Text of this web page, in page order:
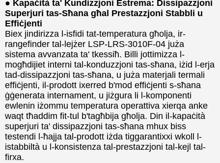
● Kapaċità ta' Kundizzjoni Estrema: Dissipazzjoni
Superjuri tas-Sħana għal Prestazzjoni Stabbli u
Effiċjenti
Biex jindirizza l-isfidi tat-temperatura għolja, ir-
rangefinder tal-lejżer LSP-LRS-3010F-04 juża
sistema avvanzata ta' tkessiħ. Billi jottimizza l-
mogħdijiet interni tal-konduzzjoni tas-sħana, iżid l-erja
tad-dissipazzjoni tas-sħana, u juża materjali termali
effiċjenti, il-prodott ixerred b'mod effiċjenti s-sħana
ġġenerata internament, u jiżgura li l-komponenti
ewlenin iżommu temperatura operattiva xierqa anke
waqt tħaddim fit-tul b'tagħbija għolja. Din il-kapaċità
superjuri ta' dissipazzjoni tas-sħana mhux biss
testendi l-ħajja tal-prodott iżda tiggarantixxi wkoll l-
istabbiltà u l-konsistenza tal-prestazzjoni tal-kejl tal-
firxa.